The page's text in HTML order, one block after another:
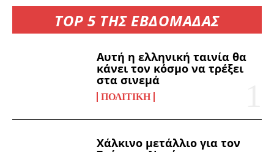
TOP 5 ΤΗΣ ΕΒΔΟΜΑΔΑΣ
Αυτή η ελληνική ταινία θα
κάνει τον κόσμο να τρέξει
στα σινεμά
ΠΟΛΙΤΙΚΉ
Χάλκινο μετάλλιο για τον